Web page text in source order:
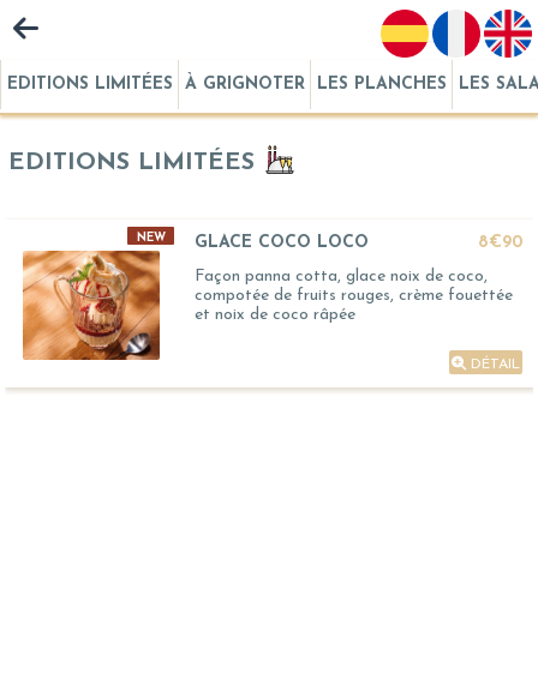
EDITIONS LIMITÉES À GRIGNOTER LES PLANCHES LES
EDITIONS LIMITÉES
NEW GLACE COCO LOCO
8€90
Façon panna cotta, glace noix de coco,
compotée de fruits rouges, crème fouettée
et noix de coco râpée
DÉTAIL